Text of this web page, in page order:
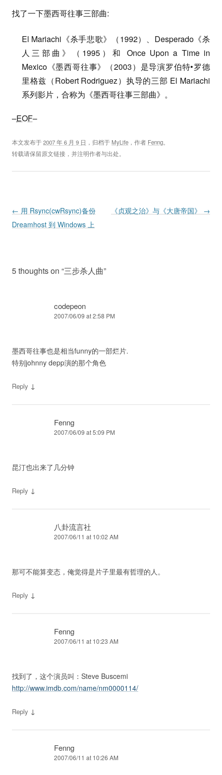
找了一下墨西哥往事三部曲:
El Mariachi《杀手悲歌》（1992）、Desperado《杀
人三部曲》（1995）和 Once Upon a Time in
Mexico《墨西哥往事》（2003）是导演罗伯特•罗德
里格兹（Robert Rodriguez）执导的三部 El Mariachi
系列影片，合称为《墨西哥往事三部曲》。
–EOF–
本文发布于2007 年 6 月 9 日 ，归档于 MyLife ，作者 Fenng。
转载请保留原文链接，并注明作者与出处。
Post navigation
← 用 Rsync(cwRsync)备份
Dreamhost 到 Windows 上
《贞观之治》与《大唐帝国》 →
5 thoughts on “三步杀人曲”
codepeon
2007/06/09 at 2:58 PM
墨西哥往事也是相当funny的一部烂片.
特别johnny depp演的那个角色
Reply ↓
Fenng
2007/06/09 at 5:09 PM
昆汀也出来了几分钟
Reply ↓
八卦流言社
2007/06/11 at 10:02 AM
那可不能算变态，俺觉得是片子里最有哲理的人。
Reply ↓
Fenng
2007/06/11 at 10:23 AM
找到了，这个演员叫：Steve Buscemi
http://www.imdb.com/name/nm0000114/
Reply ↓
Fenng
2007/06/11 at 10:26 AM